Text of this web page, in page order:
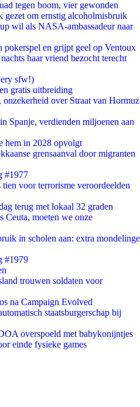
tegen boom, vier gewonden
gezet om ernstig alcoholmisbruik
wil als NASA-ambassadeur naar
en grijpt geel op Ventoux
haar vriend bezocht terecht
sfw!)
gratis uitbreiding
over Straat van Hormuz
Spanje, verdienden miljoenen aan
hem in 2028 opvolgt
grensaanval door migranten
#1977
tien voor terrorisme veroordeelden
terug met lokaal 32 graden
Ceuta, moeten we onze
in scholen aan: extra mondelinge
#1979
trouwen soldaten voor
na Campaign Evolved
staatsburgerschap bij
overspoeld met babykonijntjes
einde fysieke games